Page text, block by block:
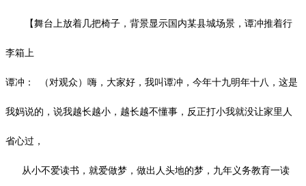
【舞台上放着几把椅子，背景显示国内某县城场景，谭冲推着行
李箱上
谭冲： （对观众）嗨，大家好，我叫谭冲，今年十九明年十八，这是
我妈说的，说我越长越小，越长越不懂事，反正打小我就没让家里人
省心过，
从小不爱读书，就爱做梦，做出人头地的梦，九年义务教育一读